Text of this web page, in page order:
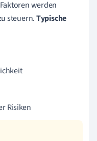
werden
steuern.Typische
Risiken